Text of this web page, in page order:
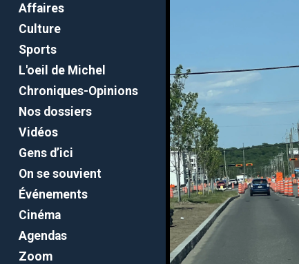
Affaires
Culture
Sports
L'oeil de Michel
Chroniques-Opinions
Nos dossiers
Vidéos
Gens d’ici
On se souvient
Événements
Cinéma
Agendas
Zoom